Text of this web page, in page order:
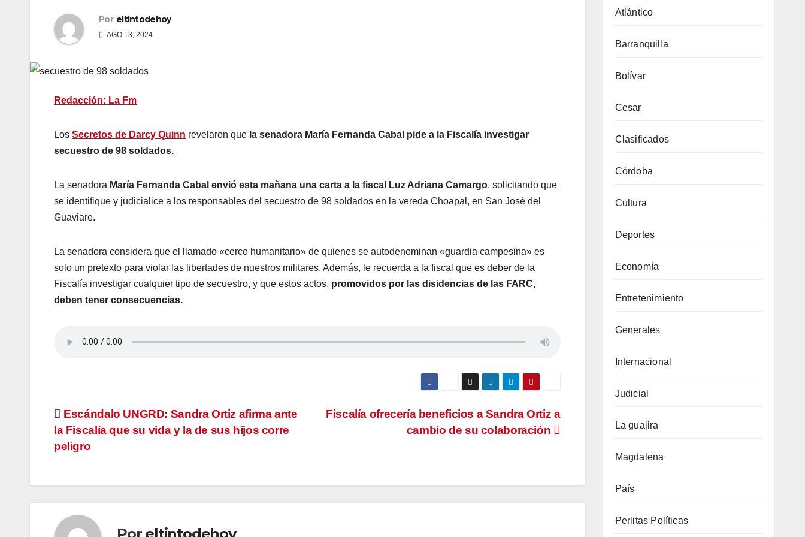
Por eltintodehoy
AGO 13, 2024
Redacción: La Fm
Los Secretos de Darcy Quinn revelaron que la senadora María Fernanda Cabal pide a la Fiscalía investigar
secuestro de 98 soldados.
La senadora María Fernanda Cabal envió esta mañana una carta a la fiscal Luz Adriana Camargo, solicitando que
se identifique y judicialice a los responsables del secuestro de 98 soldados en la vereda Choapal, en San José del
Guaviare.
La senadora considera que el llamado «cerco humanitario» de quienes se autodenominan «guardia campesina» es
solo un pretexto para violar las libertades de nuestros militares. Además, le recuerda a la fiscal que es deber de la
Fiscalía investigar cualquier tipo de secuestro, y que estos actos, promovidos por las disidencias de las FARC,
deben tener consecuencias.
Navegación
de
Fiscalía ofrecería beneficios a Sandra Ortiz a
cambio de su colaboración
Escándalo UNGRD: Sandra Ortiz afirma ante
la Fiscalía que su vida y la de sus hijos corre
peligro
Atlántico
Barranquilla
Bolívar
Cesar
Clasificados
Córdoba
Cultura
Deportes
Economía
Entretenimiento
Generales
Internacional
Judicial
La guajira
Magdalena
País
Perlitas Políticas